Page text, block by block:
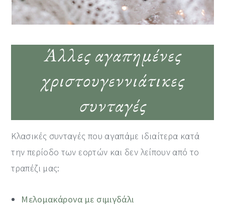
Άλλες αγαπημένες
χριστουγεννιάτικες
συνταγές
Κλασικές συνταγές που αγαπάμε ιδιαίτερα κατά
την περίοδο των εορτών και δεν λείπουν από το
τραπέζι μας:
Μελομακάρονα με σιμιγδάλι